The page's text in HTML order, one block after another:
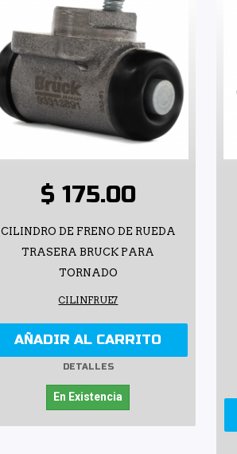
$ 175.00
CILINDRO DE FRENO DE RUEDA
TRASERA BRUCK PARA
TORNADO
CILINFRUE7
AÑADIR AL CARRITO
DETALLES
En Existencia